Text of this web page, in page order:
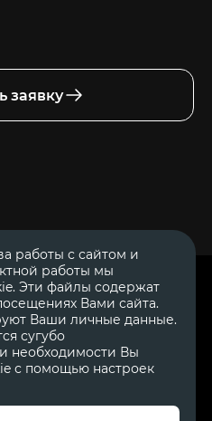
заявку
Все права защищены.
что данный Интернет-сайт
характер и ни при
офертой, определяемой
Кодекса Российской
информации о
Авто. Для получения
работы с сайтом и
работы мы
Эти файлы содержат
Вами сайта.
Ваши личные данные.
сугубо
необходимости Вы
с помощью настроек